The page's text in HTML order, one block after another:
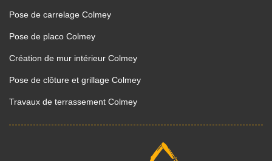
Pose de carrelage Colmey
Pose de placo Colmey
Création de mur intérieur Colmey
Pose de clôture et grillage Colmey
Travaux de terrassement Colmey